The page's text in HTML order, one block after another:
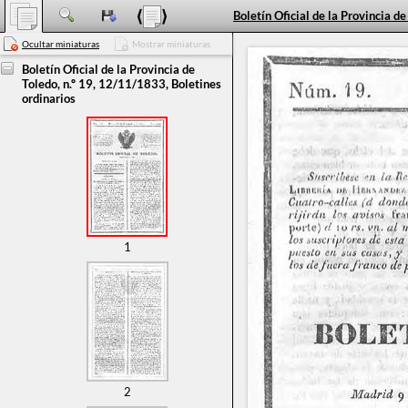
Ocultar miniaturas Mostrar miniaturas
Boletín Oficial de la Provincia de
Toledo, n.º 19, 12/11/1833, Boletines
ordinarios
1
2